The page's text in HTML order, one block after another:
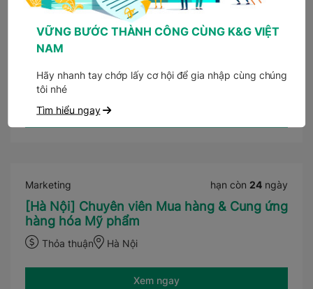
Tài chính kế toán hạn còn24ngày
[Hà Nội] Nhân viên Kế toán Kiểm kê
Thỏa thuận Hà Nội
Marketing hạn còn 24 ngày
[Hà Nội] Chuyên viên Mua hàng & Cung ứng
hàng hóa Mỹ phẩm
Thỏa thuận Hà Nội
Xem ngay
VỮNG BƯỚC THÀNH CÔNG CÙNG K&G VIỆT
NAM
Hãy nhanh tay chớp lấy cơ hội để gia nhập cùng chúng
tôi nhé
Tìm hiểu ngay